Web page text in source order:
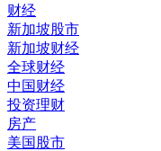
财经
新加坡股市
新加坡财经
全球财经
中国财经
投资理财
房产
美国股市